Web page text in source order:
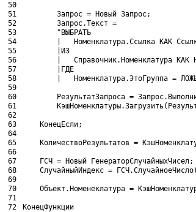
50
51
52
53
54
55
56
57
58
59
60
61
62
63
64
65
66
67
68
69
70
71
72
Запрос = Новый Запрос;
Запрос.Текст =
"ВЫБРАТЬ
|	Номенклатура.Ссылка КАК
		|ИЗ
|	Справочник.Номенклатура
		|ГДЕ
|	Номенклатура.ЭтоГруппа =
РезультатЗапроса = Запрос.
КэшНоменклатуры.Загрузить(
КонецЕсли;
КоличествоРезультатов =
ГСЧ = Новый ГенераторСлучайныхЧисел;
СлучайныйИндекс = ГСЧ.СлучайноеЧисло(
Объект .Номенеклатура =
КонецФункции